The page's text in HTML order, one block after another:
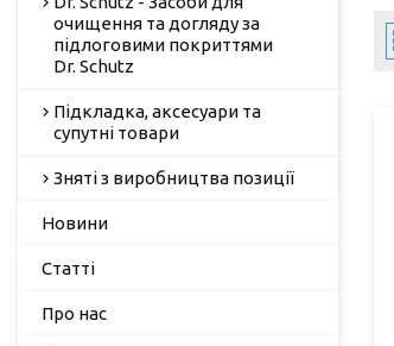
очищення та догляду за
підлоговими покриттями
Dr. Schutz
Підкладка, аксесуари та
супутні товари
Зняті з виробництва позиції
Новини
Статті
Про нас